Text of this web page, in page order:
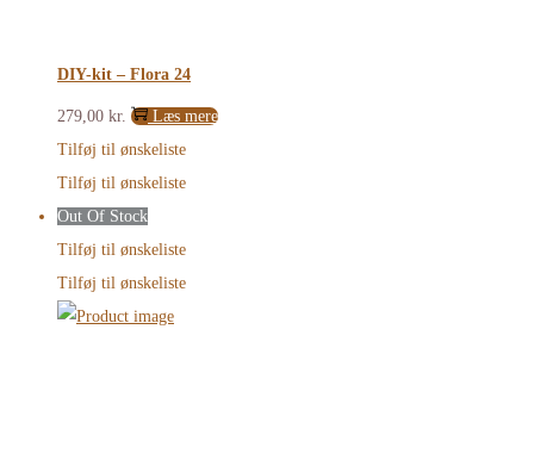
DIY-kit – Flora 24
279,00 kr.
Læs mere
Tilføj til ønskeliste
Tilføj til ønskeliste
Out Of Stock
Tilføj til ønskeliste
Tilføj til ønskeliste